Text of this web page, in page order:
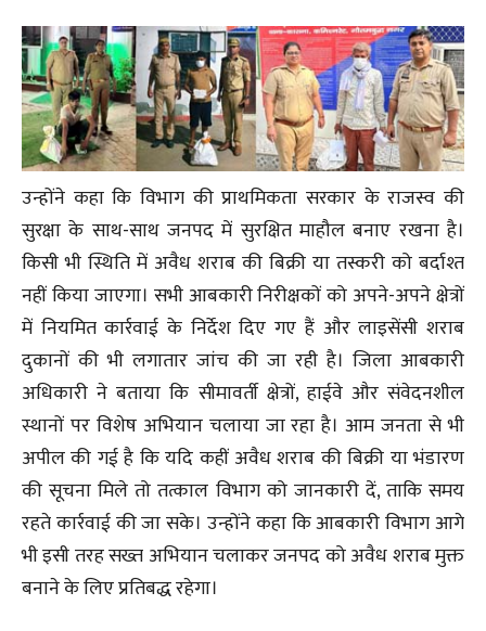
उन्होंने कहा कि विभाग की प्राथमिकता सरकार के राजस्व की
सुरक्षा के साथ-साथ जनपद में सुरक्षित माहौल बनाए रखना है।
किसी भी स्थिति में अवैध शराब की बिक्री या तस्करी को बर्दाश्त
नहीं किया जाएगा। सभी आबकारी निरीक्षकों को अपने-अपने क्षेत्रों
में नियमित कार्रवाई के निर्देश दिए गए हैं और लाइसेंसी शराब
दुकानों की भी लगातार जांच की जा रही है। जिला आबकारी
अधिकारी ने बताया कि सीमावर्ती क्षेत्रों, हाईवे और संवेदनशील
स्थानों पर विशेष अभियान चलाया जा रहा है। आम जनता से भी
अपील की गई है कि यदि कहीं अवैध शराब की बिक्री या भंडारण
की सूचना मिले तो तत्काल विभाग को जानकारी दें, ताकि समय
रहते कार्रवाई की जा सके। उन्होंने कहा कि आबकारी विभाग आगे
भी इसी तरह सख्त अभियान चलाकर जनपद को अवैध शराब मुक्त
बनाने के लिए प्रतिबद्ध रहेगा।